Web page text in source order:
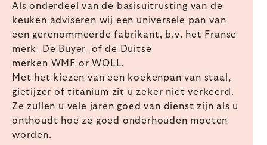
Als onderdeel van de basisuitrusting van de
keuken adviseren wij een universele pan van
een gerenommeerde fabrikant, b.v. het Franse
merk
De Buyer
of de Duitse
merken WMF orWOLL.
Met het kiezen van een koekenpan van staal,
gietijzer of titanium zit u zeker niet verkeerd.
Ze zullen u vele jaren goed van dienst zijn als u
onthoudt hoe ze goed onderhouden moeten
worden.